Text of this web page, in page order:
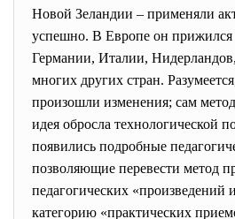
Новой Зеландии – применяли
успешно. В Европе он прижился
Германии, Италии,
многих других стран.
произошли изменения; сам
идея обросла технологической
появились подробные
позволяющие перевести метод
педагогических «произведений
категорию «практических